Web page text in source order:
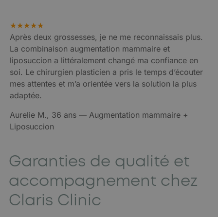
★★★★★
Après deux grossesses, je ne me reconnaissais plus.
La combinaison augmentation mammaire et
liposuccion a littéralement changé ma confiance en
soi. Le chirurgien plasticien a pris le temps d’écouter
mes attentes et m’a orientée vers la solution la plus
adaptée.
Aurelie M., 36 ans — Augmentation mammaire +
Liposuccion
Garanties de qualité et
accompagnement chez
Claris Clinic